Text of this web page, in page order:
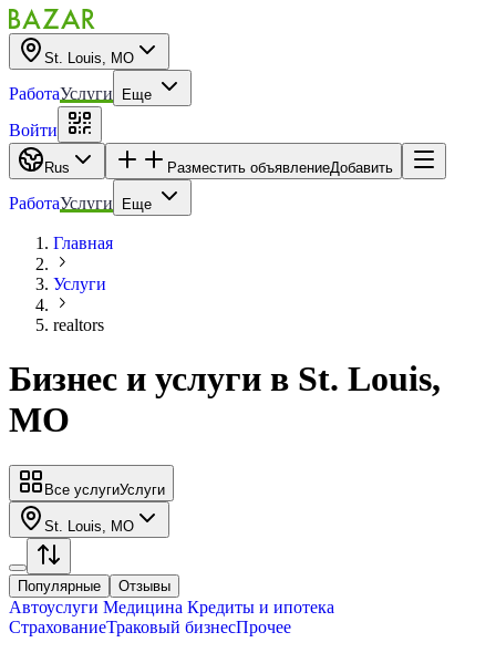
St. Louis, MO
РаботаУслуги Еще
Войти
Rus Разместить объявлениеДобавить
РаботаУслуги Еще
Главная
Услуги
realtors
Бизнес и услуги в St. Louis,
MO
Все услугиУслуги
St. Louis, MO
Популярные Отзывы
Автоуслуги Медицина Кредиты и ипотека
СтрахованиеТраковый бизнесПрочее